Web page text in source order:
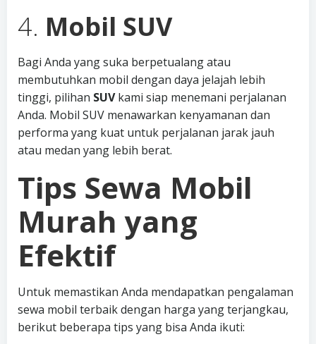
4. Mobil SUV
Bagi Anda yang suka berpetualang atau
membutuhkan mobil dengan daya jelajah lebih
tinggi, pilihan SUVkami siap menemani perjalanan
Anda. Mobil SUV menawarkan kenyamanan dan
performa yang kuat untuk perjalanan jarak jauh
atau medan yang lebih berat.
Tips Sewa Mobil
Murah yang
Efektif
Untuk memastikan Anda mendapatkan pengalaman
sewa mobil terbaik dengan harga yang terjangkau,
berikut beberapa tips yang bisa Anda ikuti: